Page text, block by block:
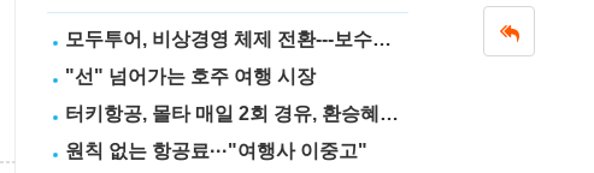
모두투어, 비상경영 체제 전환---보수도 삭감
"선" 넘어가는 호주 여행 시장
터키항공, 몰타 매일 2회 경유, 환승혜택 눈길
원칙 없는 항공료···"여행사 이중고"